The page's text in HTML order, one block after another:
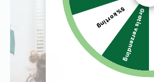
Gratis verzending
5% korting